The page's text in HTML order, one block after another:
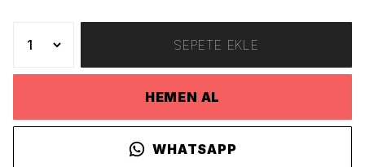
SEPETE EKLE
HEMEN AL
WHATSAPP